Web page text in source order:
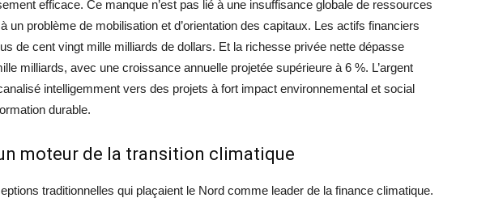
efficace. Ce manque n’est pas lié à une insuffisance globale de ressources
un problème de mobilisation et d’orientation des capitaux. Les actifs financiers
de cent vingt mille milliards de dollars. Et la richesse privée nette dépasse
milliards, avec une croissance annuelle projetée supérieure à 6 %. L’argent
intelligemment vers des projets à fort impact environnemental et social
durable.
moteur de la transition climatique
traditionnelles qui plaçaient le Nord comme leader de la finance climatique.